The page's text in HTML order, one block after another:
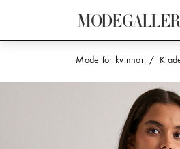
MODEGALLER
Mode för kvinnor